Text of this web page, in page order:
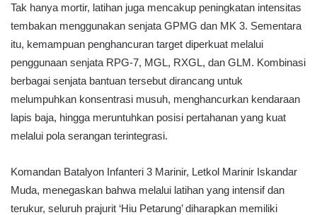
Tak hanya mortir, latihan juga mencakup peningkatan intensitas
tembakan menggunakan senjata GPMG dan MK 3. Sementara
itu, kemampuan penghancuran target diperkuat melalui
penggunaan senjata RPG-7, MGL, RXGL, dan GLM. Kombinasi
berbagai senjata bantuan tersebut dirancang untuk
melumpuhkan konsentrasi musuh, menghancurkan kendaraan
lapis baja, hingga meruntuhkan posisi pertahanan yang kuat
melalui pola serangan terintegrasi.
Komandan Batalyon Infanteri 3 Marinir, Letkol Marinir Iskandar
Muda, menegaskan bahwa melalui latihan yang intensif dan
terukur, seluruh prajurit ‘Hiu Petarung’ diharapkan memiliki